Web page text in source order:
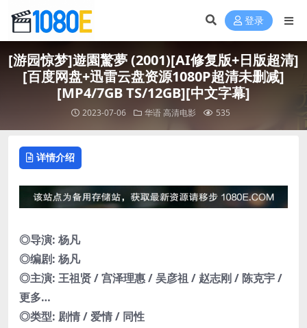
登录
[游园惊梦]遊園驚夢 (2001)[AI修复版+日版超清]
[百度网盘+迅雷云盘资源1080P超清未删减]
[MP4/7GB TS/12GB][中文字幕]
2023-07-06 华语高清电影 535
详情介绍
◎导演: 杨凡
◎编剧: 杨凡
◎主演: 王祖贤 / 宫泽理惠 / 吴彦祖 / 赵志刚 / 陈克宇 /
更多…
◎类型: 剧情 / 爱情 / 同性